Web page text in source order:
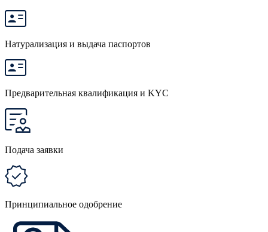
Натурализация и выдача паспортов
Предварительная квалификация и KYC
Подача заявки
Принципиальное одобрение